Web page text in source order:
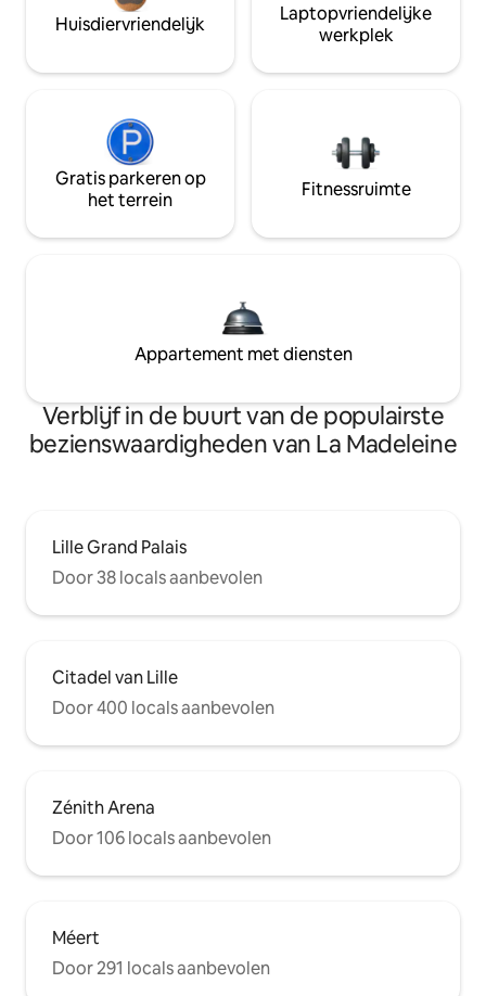
Huisdiervriendelijk
Laptopvriendelijke
werkplek
Gratis parkeren op
het terrein
Fitnessruimte
Appartement met diensten
Verblijf in de buurt van de populairste
bezienswaardigheden van La Madeleine
Lille Grand Palais
Door 38 locals aanbevolen
Citadel van Lille
Door 400 locals aanbevolen
Zénith Arena
Door 106 locals aanbevolen
Méert
Door 291 locals aanbevolen